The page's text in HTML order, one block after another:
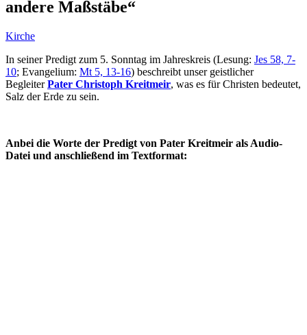
andere Maßstäbe“
Kirche
In seiner Predigt zum 5. Sonntag im Jahreskreis (Lesung: Jes 58, 7-
10; Evangelium: Mt 5, 13-16) beschreibt unser geistlicher
BegleiterPater Christoph Kreitmeir, was es für Christen bedeutet,
Salz der Erde zu sein.
Anbei die Worte der Predigt von Pater Kreitmeir als Audio-
Datei und anschließend im Textformat: